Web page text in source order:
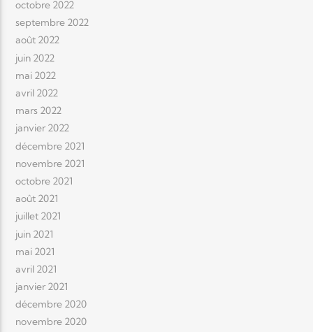
octobre 2022
septembre 2022
août 2022
juin 2022
mai 2022
avril 2022
mars 2022
janvier 2022
décembre 2021
novembre 2021
octobre 2021
août 2021
juillet 2021
juin 2021
mai 2021
avril 2021
janvier 2021
décembre 2020
novembre 2020